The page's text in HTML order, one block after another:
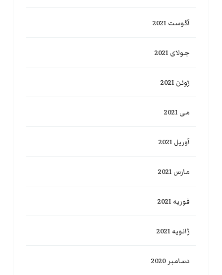
آگوست 2021
جولای 2021
ژوئن 2021
می 2021
آوریل 2021
مارس 2021
فوریه 2021
ژانویه 2021
دسامبر 2020